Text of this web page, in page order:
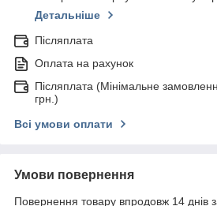
Детальніше
Післяплата
Оплата на рахунок
Післяплата (Мінімальне
грн.)
Всі умови оплати
Умови повернення
Повернення товару впродовж 14 днів